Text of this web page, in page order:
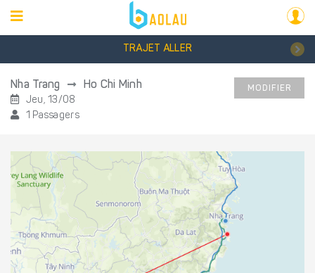
TRAJET ALLER
Nha Trang Ho Chi Minh
Jeu, 13/08
1 Passagers
MODIFIER